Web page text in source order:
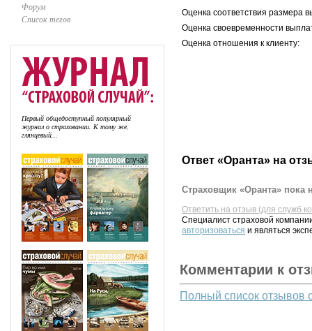
Форум
Список тегов
Первый общедоступный популярный
журнал о страховании. К тому же,
глянцевый...
Оценка соответствия размера
Оценка своевременности
Оценка отношения к клиенту:
Ответ «Оранта» на
Страховщик «Оранта» пока
Ответить на отзыв (для служб
Специалист страховой
авторизоваться и являться
Комментарии к
Полный список отзывов